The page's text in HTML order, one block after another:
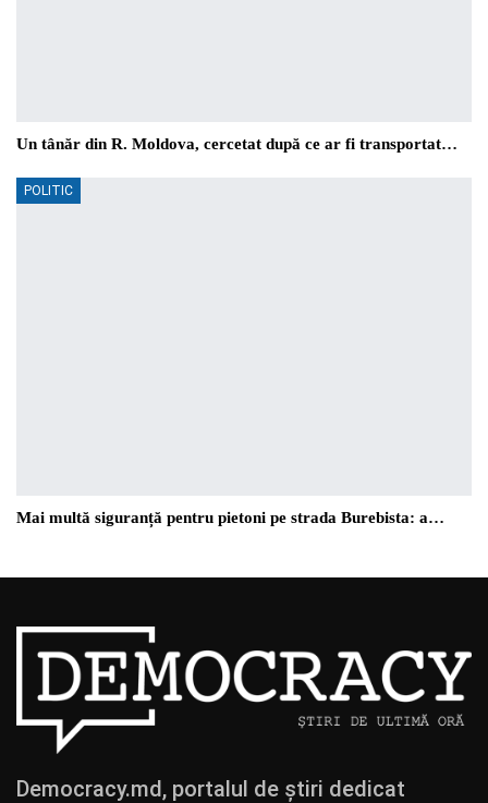
Un tânăr din R. Moldova, cercetat după ce ar fi transportat…
POLITIC
Mai multă siguranță pentru pietoni pe strada Burebista: a…
Democracy.md, portalul de știri dedicat